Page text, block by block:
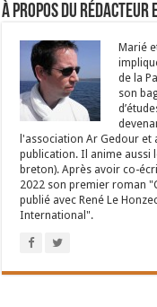
À propos du rédacteur
Marié
de la
son
l'association Ar Gedour
publication. Il anime aussi
breton). Après avoir co-
2022 son premier roman
publié avec René Le
International".